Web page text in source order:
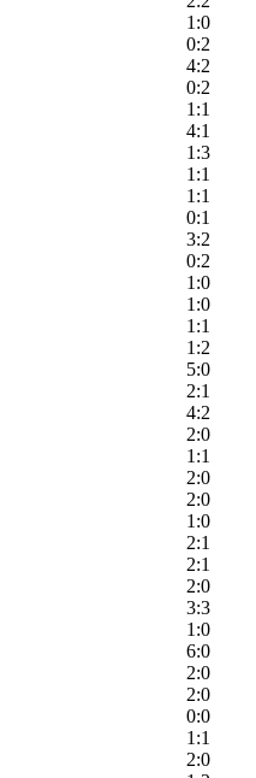
1:0
0:2
4:2
0:2
1:1
4:1
1:3
1:1
1:1
0:1
3:2
0:2
1:0
1:0
1:1
1:2
5:0
2:1
4:2
2:0
1:1
2:0
2:0
1:0
2:1
2:1
2:0
3:3
1:0
6:0
2:0
2:0
0:0
1:1
2:0